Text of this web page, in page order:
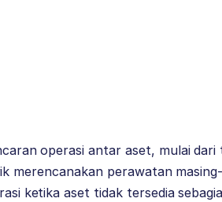
operasi antar aset, mulai
merencanakan perawatan
ketika aset tidak tersedia